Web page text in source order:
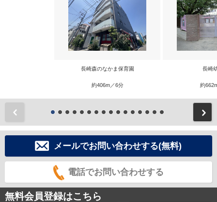
長崎森のなかま保育園
約406m／6分
長崎
約
メールでお問い合わせする(無料)
電話でお問い合わせする
無料会員登録はこちら